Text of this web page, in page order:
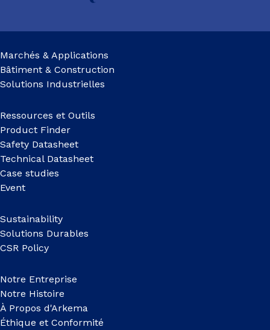
Marchés & Applications
Bâtiment & Construction
Solutions Industrielles
Ressources et Outils
Product Finder
Safety Datasheet
Technical Datasheet
Case studies
Event
Sustainability
Solutions Durables
CSR Policy
Notre Entreprise
Notre Histoire
À Propos d'Arkema
Éthique et Conformité